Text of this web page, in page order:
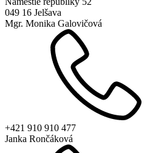
049 16 Jelšava
Mgr. Monika Galovičová
+421 910 910 477
Janka Rončáková